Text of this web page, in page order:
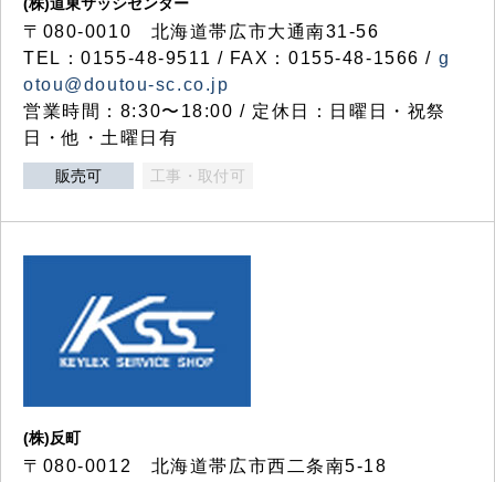
〒080-0010 北海道帯広市大通南31-56
TEL：0155-48-9511 / FAX：0155-48-1566 / g
otou@doutou-sc.co.jp
営業時間：8:30〜18:00 / 定休日：日曜日・祝祭
日・他・土曜日有
販売可 工事・取付可
(株)反町
〒080-0012 北海道帯広市西二条南5-18